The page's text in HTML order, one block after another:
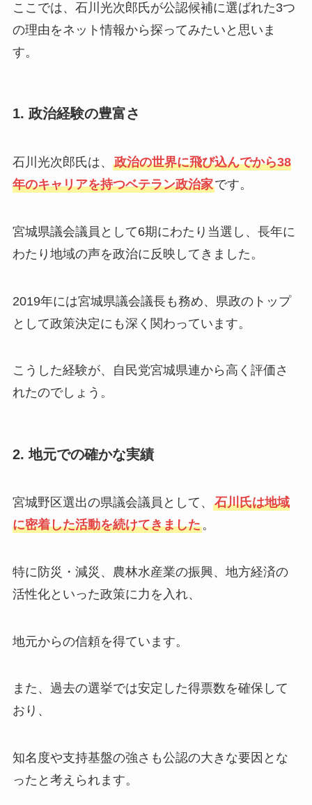
ここでは、石川光次郎氏が公認候補に選ばれた3つ
の理由をネット情報から探ってみたいと思いま
す。
1. 政治経験の豊富さ
石川光次郎氏は、 政治の世界に飛び込んでから38
年のキャリアを持つベテラン政治家です。
宮城県議会議員として6期にわたり当選し、長年に
わたり地域の声を政治に反映してきました。
2019年には宮城県議会議長も務め、県政のトップ
として政策決定にも深く関わっています。
こうした経験が、自民党宮城県連から高く評価さ
れたのでしょう。
2. 地元での確かな実績
宮城野区選出の県議会議員として、 石川氏は地域
に密着した活動を続けてきました。
特に防災・減災、農林水産業の振興、地方経済の
活性化といった政策に力を入れ、
地元からの信頼を得ています。
また、過去の選挙では安定した得票数を確保して
おり、
知名度や支持基盤の強さも公認の大きな要因とな
ったと考えられます。